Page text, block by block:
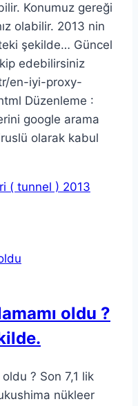
Konumuz gereği
olabilir. 2013 nin
şekilde… Güncel
edebilirsiniz
en-iyi-proxy-
Düzenleme :
google arama
olarak kabul
( tunnel ) 2013
oldu ?
? Son 7,1 lik
nükleer